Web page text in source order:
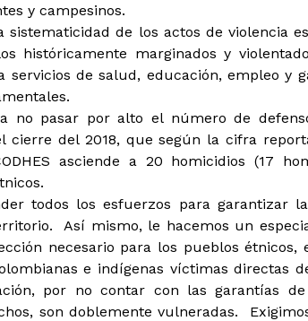
y campesinos.
sistematicidad de los actos de violencia
históricamente marginados y
servicios de salud, educación, empleo y
no pasar por alto el número de
cierre del 2018, que según la cifra
asciende a 20 homicidios (17
todos los esfuerzos para garantizar
Así mismo, le hacemos un
necesario para los pueblos étnicos,
e indígenas víctimas directas
por no contar con las garantías de
son doblemente vulneradas.